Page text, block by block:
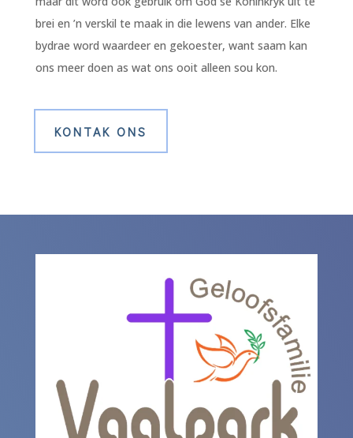
brei en ’n verskil te maak in die lewens van ander. Elke
bydrae word waardeer en gekoester, want saam kan
ons meer doen as wat ons ooit alleen sou kon.
KONTAK ONS